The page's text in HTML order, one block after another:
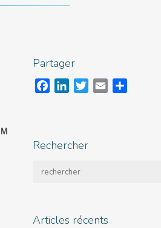
Partager
FacebookLinkedInTwitterEmail
Rechercher
Articles récents